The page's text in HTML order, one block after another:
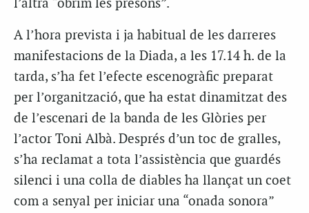
l’altra “obrim les presons”.
A l’hora prevista i ja habitual de les darreres
manifestacions de la Diada, a les 17.14 h. de la
tarda, s’ha fet l’efecte escenogràfic preparat
per l’organització, que ha estat dinamitzat des
de l’escenari de la banda de les Glòries per
l’actor Toni Albà. Després d’un toc de gralles,
s’ha reclamat a tota l’assistència que guardés
silenci i una colla de diables ha llançat un coet
com a senyal per iniciar una “onada sonora”